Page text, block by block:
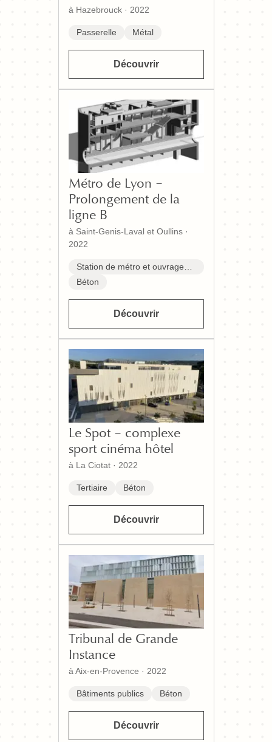
à Hazebrouck· 2022
Passerelle Métal
Découvrir
Métro de Lyon –
Prolongement de la
ligne B
à Saint-Genis-Laval et Oullins·
2022
Béton
Découvrir
Le Spot – complexe
sport cinéma hôtel
à La Ciotat· 2022
Tertiaire Béton
Découvrir
Tribunal de Grande
Instance
à Aix-en-Provence · 2022
Bâtiments publics Béton
Découvrir